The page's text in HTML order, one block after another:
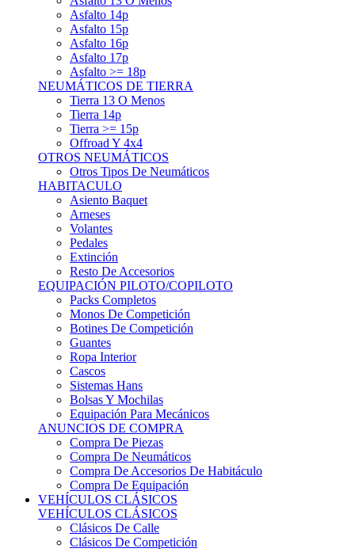
Asfalto 14p
Asfalto 15p
Asfalto 16p
Asfalto 17p
Asfalto >= 18p
NEUMÁTICOS DE TIERRA
Tierra 13 O Menos
Tierra 14p
Tierra >= 15p
Offroad Y 4x4
OTROS NEUMÁTICOS
Otros Tipos De Neumáticos
HABITACULO
Asiento Baquet
Arneses
Volantes
Pedales
Extinción
Resto De Accesorios
EQUIPACIÓN PILOTO/COPILOTO
Packs Completos
Monos De Competición
Botines De Competición
Guantes
Ropa Interior
Cascos
Sistemas Hans
Bolsas Y Mochilas
Equipación Para Mecánicos
ANUNCIOS DE COMPRA
Compra De Piezas
Compra De Neumáticos
Compra De Accesorios De Habitáculo
Compra De Equipación
VEHÍCULOS CLÁSICOS
VEHÍCULOS CLÁSICOS
Clásicos De Calle
Clásicos De Competición